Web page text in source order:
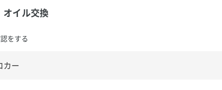
オイル交換
をする